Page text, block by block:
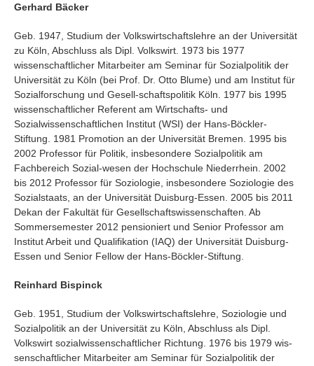
Gerhard Bäcker
Geb. 1947, Studium der Volkswirtschaftslehre an der Universität
zu Köln, Abschluss als Dipl. Volkswirt. 1973 bis 1977
wissenschaftlicher Mitarbeiter am Seminar für Sozialpolitik der
Universität zu Köln (bei Prof. Dr. Otto Blume) und am Institut für
Sozialforschung und Gesell-schaftspolitik Köln. 1977 bis 1995
wissenschaftlicher Referent am Wirtschafts- und
Sozialwissenschaftlichen Institut (WSI) der Hans-Böckler-
Stiftung. 1981 Promotion an der Universität Bremen. 1995 bis
2002 Professor für Politik, insbesondere Sozialpolitik am
Fachbereich Sozial-wesen der Hochschule Niederrhein. 2002
bis 2012 Professor für Soziologie, insbesondere Soziologie des
Sozialstaats, an der Universität Duisburg-Essen. 2005 bis 2011
Dekan der Fakultät für Gesellschaftswissenschaften. Ab
Sommersemester 2012 pensioniert und Senior Professor am
Institut Arbeit und Qualifikation (IAQ) der Universität Duisburg-
Essen und Senior Fellow der Hans-Böckler-Stiftung.
Reinhard Bispinck
Geb. 1951, Studium der Volkswirtschaftslehre, Soziologie und
Sozialpolitik an der Universität zu Köln, Abschluss als Dipl.
Volkswirt sozialwissenschaftlicher Richtung. 1976 bis 1979 wis-
senschaftlicher Mitarbeiter am Seminar für Sozialpolitik der